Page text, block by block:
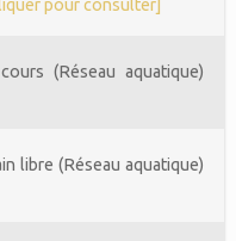
pour consulter]
(Réseau aquatique)
libre (Réseau aquatique)